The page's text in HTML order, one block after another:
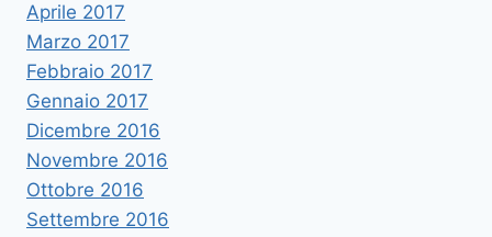
Aprile 2017
Marzo 2017
Febbraio 2017
Gennaio 2017
Dicembre 2016
Novembre 2016
Ottobre 2016
Settembre 2016